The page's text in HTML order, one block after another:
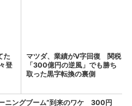
た
登
マツダ、業績がV字回復 関税
「300億円の逆風」でも勝ち
取った黒字転換の裏側
ニングブーム”到来のワケ 300円